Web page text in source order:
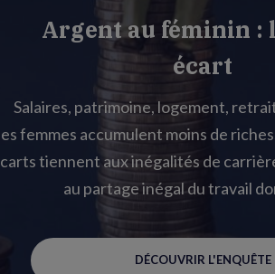
Argent au féminin :
écart
Salaires, patrimoine, logement,
femmes accumulent moins de
tiennent aux inégalités de
au partage inégal du travail
DÉCOUVRIR L'ENQUÊTE